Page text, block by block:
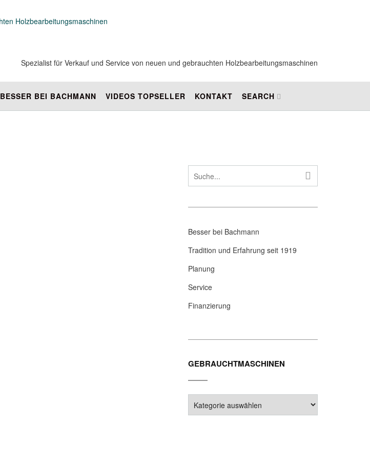
Spezialist für Verkauf und Service von neuen und gebrauchten Holzbearbeitungsmaschinen
BESSER BEI BACHMANN VIDEOS TOPSELLER KONTAKT SEARCH
Besser bei Bachmann
Tradition und Erfahrung seit 1919
Planung
Service
Finanzierung
GEBRAUCHTMASCHINEN